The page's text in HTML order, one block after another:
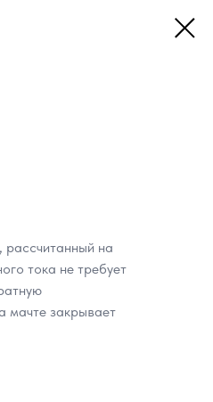
на
тока не требует
мачте закрывает